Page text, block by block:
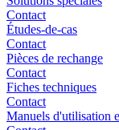
Contact
Études-de-cas
Contact
Pièces de rechange
Contact
Fiches techniques
Contact
Manuels d'utilisation